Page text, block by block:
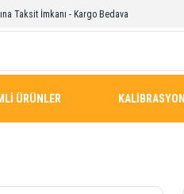
Taksit İmkanı - Kargo Bedava
ÜRÜNLER KALİBRASYON